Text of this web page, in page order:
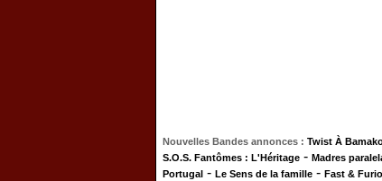
Nouvelles Bandes annonces : Twist À
S.O.S. Fantômes : L'Héritage - Madres
Portugal - Le Sens de la famille - Fast &